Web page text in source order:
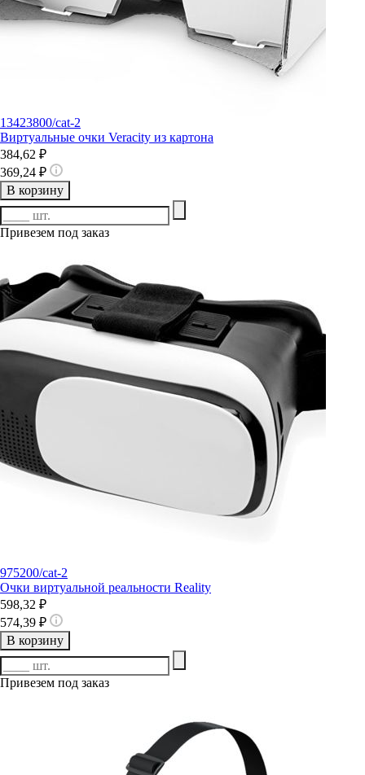
13423800/cat-2
Виртуальные очки Veracity из картона
384,62 ₽
369,24 ₽
В корзину
Привезем под заказ
975200/cat-2
Очки виртуальной реальности Reality
598,32 ₽
574,39 ₽
В корзину
Привезем под заказ